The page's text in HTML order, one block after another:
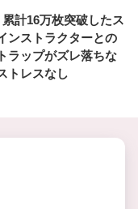
累計16万枚突破したス
ンストラクターとの
ラップがズレ落ちな
トレスなし